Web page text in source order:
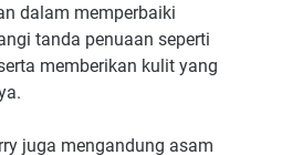
dalam memperbaiki
tanda penuaan seperti
memberikan kulit yang
juga mengandung asam